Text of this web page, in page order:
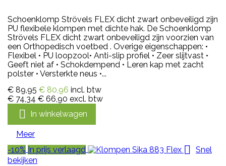
Schoenklomp Strövels FLEX dicht zwart onbeveiligd zijn
PU flexibele klompen met dichte hak. De Schoenklomp
Strövels FLEX dicht zwart onbeveiligd zijn voorzien van
een Orthopedisch voetbed . Overige eigenschappen: •
Flexibel • PU loopzool• Anti-slip profiel • Zeer slijtvast •
Geeft niet af • Schokdempend • Leren kap met zacht
polster • Versterkte neus •...
€ 89,95 € 80,96 incl. btw
€ 74,34 € 66,90 excl. btw
 In winkelwagen
Meer
-10% In prijs verlaagd 
Snel
bekijken